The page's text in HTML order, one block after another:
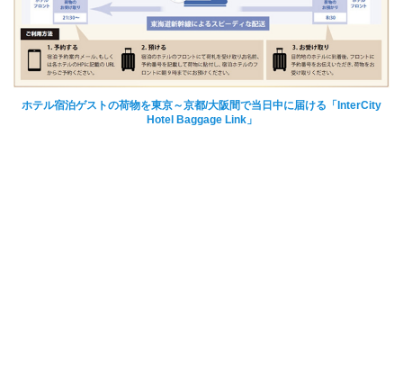
ホテル宿泊ゲストの荷物を東京～京都/大阪間で当日中に届ける「InterCity
Hotel Baggage Link」